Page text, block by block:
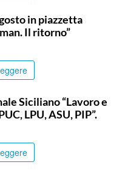
in piazzetta
Il ritorno”
Siciliano “Lavoro e
LPU, ASU, PIP”.